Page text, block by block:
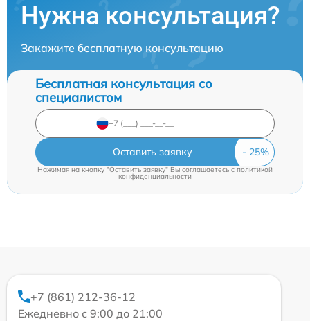
Нужна консультация?
Закажите бесплатную консультацию
Бесплатная консультация со
специалистом
Оставить заявку
Нажимая на кнопку "Оставить заявку" Вы соглашаетесь cполитикой
конфиденциальности
+7 (861) 212-36-12
Ежедневно с 9:00 до 21:00